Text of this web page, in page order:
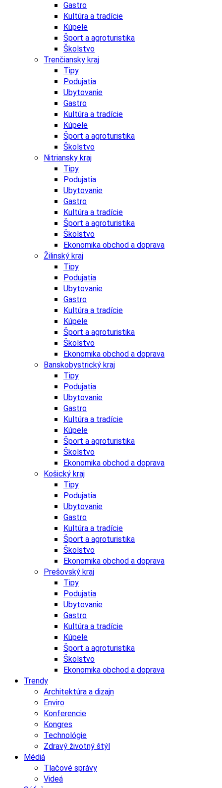
Gastro
Kultúra a tradície
Kúpele
Šport a agroturistika
Školstvo
Trenčiansky kraj
Tipy
Podujatia
Ubytovanie
Gastro
Kultúra a tradície
Kúpele
Šport a agroturistika
Školstvo
Nitriansky kraj
Tipy
Podujatia
Ubytovanie
Gastro
Kultúra a tradície
Šport a agroturistika
Školstvo
Ekonomika obchod a doprava
Žilinský kraj
Tipy
Podujatia
Ubytovanie
Gastro
Kultúra a tradície
Kúpele
Šport a agroturistika
Školstvo
Ekonomika obchod a doprava
Banskobystrický kraj
Tipy
Podujatia
Ubytovanie
Gastro
Kultúra a tradície
Kúpele
Šport a agroturistika
Školstvo
Ekonomika obchod a doprava
Košický kraj
Tipy
Podujatia
Ubytovanie
Gastro
Kultúra a tradície
Šport a agroturistika
Školstvo
Ekonomika obchod a doprava
Prešovský kraj
Tipy
Podujatia
Ubytovanie
Gastro
Kultúra a tradície
Kúpele
Šport a agroturistika
Školstvo
Ekonomika obchod a doprava
Trendy
Architektúra a dizajn
Enviro
Konferencie
Kongres
Technológie
Zdravý životný štýl
Médiá
Tlačové správy
Videá